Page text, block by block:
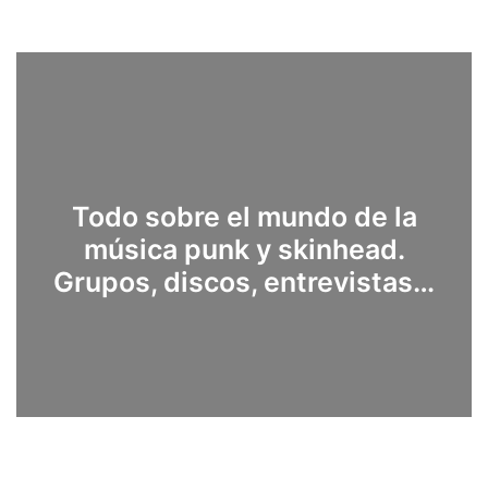
Todo sobre el mundo de la
música punk y skinhead.
Grupos, discos, entrevistas…